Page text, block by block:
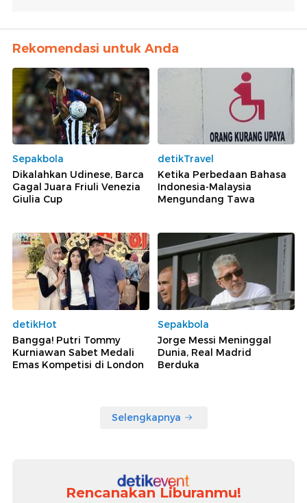
Rekomendasi untuk Anda
Sepakbola
Dikalahkan Udinese, Barca
Gagal Juara Friuli Venezia
Giulia Cup
detikTravel
Ketika Perbedaan Bahasa
Indonesia-Malaysia
Mengundang Tawa
detikHot
Bangga! Putri Tommy
Kurniawan Sabet Medali
Emas Kompetisi di London
Sepakbola
Jorge Messi Meninggal
Dunia, Real Madrid
Berduka
Selengkapnya
Rencanakan Liburanmu!